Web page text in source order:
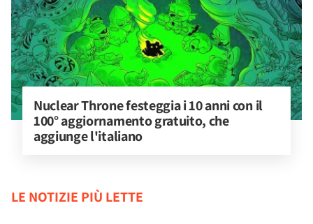
Nuclear Throne festeggia i 10 anni con il
100° aggiornamento gratuito, che
aggiunge l'italiano
LE NOTIZIE PIÙ LETTE